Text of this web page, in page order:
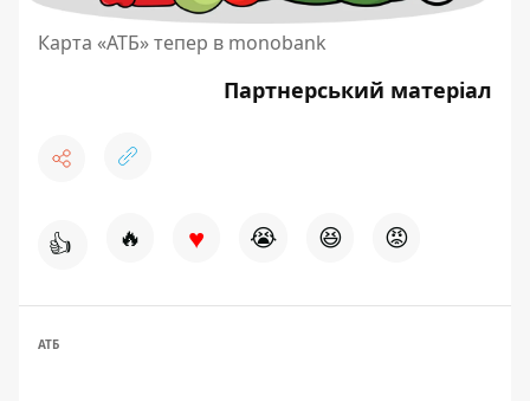
Карта «АТБ» тепер в monobank
Партнерський матеріал
👍 🔥 ♥ 😭 😆 😡
АТБ